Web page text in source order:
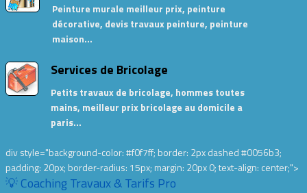
Peinture murale meilleur prix, peinture
décorative, devis travaux peinture, peinture
maison…
Services de Bricolage
Petits travaux de bricolage, hommes toutes
mains, meilleur prix bricolage au domicile a
paris…
div style="background-color: #f0f7ff; border: 2px dashed #0056b3;
padding: 20px; border-radius: 15px; margin: 20px 0; text-align: center;">
💡 Coaching Travaux & Tarifs Pro